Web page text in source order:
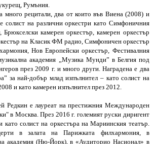
Румъния.
много рецитали, два от които във Виена (2008) и
на различни оркестри като Симфоничния
камерен оркестър, камерен оркестър
на Класик ФМ радио, Симфоничен оркестър
Нов Европейски оркестър, Фестивалния
академия „Музика Мунди” в Белгия под
през 2009 г. и много други. Наградена е два
за най-добър млад изпълнител – като солист на
и като камерен изпълнител през 2012.
Редкин е лауреат на престижния Международен
в Москва. През 2016 г. големият руски диригент
като солист на оркестъра на Мариинския театър.
в залата на Парижката филхармония, в
академия (Ню-Йорк), в «Аудиторио Насионал» в